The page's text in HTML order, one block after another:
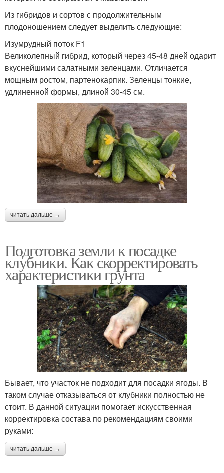
Из гибридов и сортов с продолжительным
плодоношением следует выделить следующие:
Изумрудный поток F1
Великолепный гибрид, который через 45-48 дней одарит
вкуснейшими салатными зеленцами. Отличается
мощным ростом, партенокарпик. Зеленцы тонкие,
удлиненной формы, длиной 30-45 см.
читать дальше →
Подготовка земли к посадке
клубники. Как скорректировать
характеристики грунта
Бывает, что участок не подходит для посадки ягоды. В
таком случае отказываться от клубники полностью не
стоит. В данной ситуации помогает искусственная
корректировка состава по рекомендациям своими
руками:
читать дальше →